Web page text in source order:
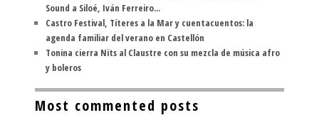
Sound a Siloé, Iván Ferreiro...
Castro Festival, Títeres a la Mar y cuentacuentos: la
agenda familiar del verano en Castellón
Tonina cierra Nits al Claustre con su mezcla de música afro
y boleros
Most commented posts